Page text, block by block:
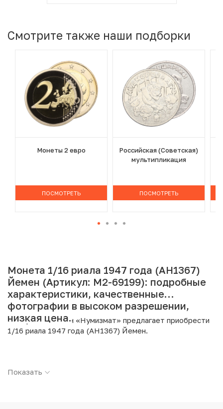
Смотрите также наши подборки
Монеты 2 евро
ПОСМОТРЕТЬ
Российская (Советская)
мультипликация
ПОСМОТРЕТЬ
Монета 1/16 риала 1947 года (AH1367)
Йемен (Артикул: M2-69199): подробные
характеристики, качественные
фотографии в высоком разрешении,
низкая цена.
Интернет магазин «Нумизмат» предлагает приобрести
1/16 риала 1947 года (AH1367) Йемен.
Страна: Йемен
Показать